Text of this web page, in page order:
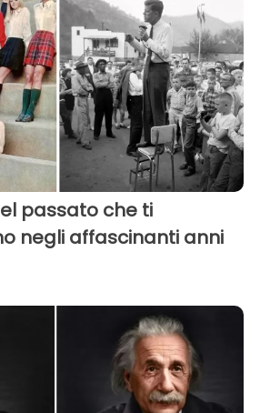
passato che ti
negli affascinanti anni